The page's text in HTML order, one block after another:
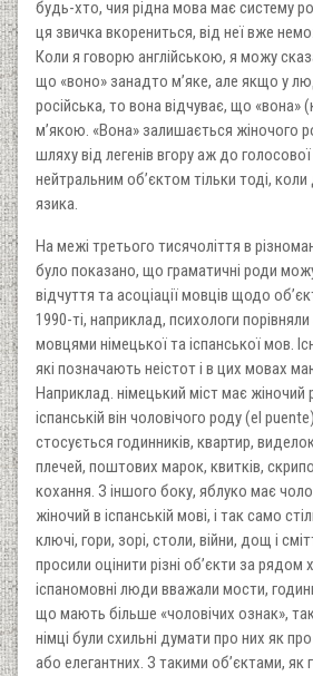
будь-хто, чия рідна мова має систему
ця звичка вкорениться, від неї вже
Коли я говорю англійською, я можу
що «воно» занадто м’яке, але якщо у
російська, то вона відчуває, що «вона»
м’якою. «Вона» залишається жіночого
шляху від легенів вгору аж до голосової
нейтральним об’єктом тільки тоді, коли
язика.
На межі третього тисячоліття в
було показано, що граматичні роди
відчуття та асоціації мовців щодо
1990-ті, наприклад, психологи порівняли
мовцями німецької та іспанської мов.
які позначають неістот і в цих мовах
Наприклад. німецький міст має жіночий
іспанській він чоловічого роду (el
стосується годинників, квартир,
плечей, поштових марок, квитків,
кохання. З іншого боку, яблуко має
жіночий в іспанській мові, і так само
ключі, гори, зорі, столи, війни, дощ і
просили оцінити різні об’єкти за рядом
іспаномовні люди вважали мости,
що мають більше «чоловічих ознак»,
німці були схильні думати про них як
або елегантних. З такими об’єктами, як